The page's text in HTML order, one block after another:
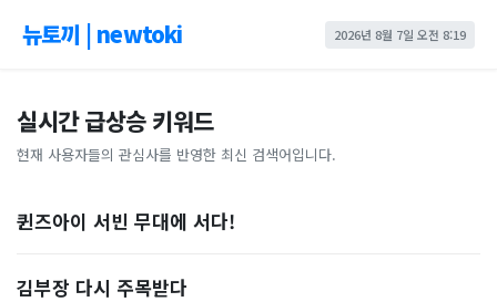
뉴토끼 | newtoki 2026년 8월 7일 오전 8:19
실시간 급상승 키워드
현재 사용자들의 관심사를 반영한 최신 검색어입니다.
퀸즈아이 서빈 무대에 서다!
김부장 다시 주목받다